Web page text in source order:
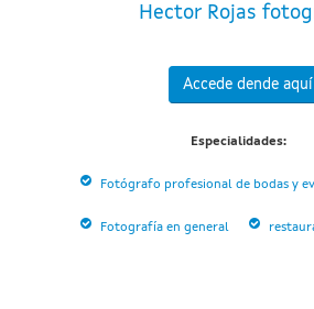
Hector Rojas
Accede dende aquí
Especialidades:
Fotógrafo profesional de bodas y
Fotografía en general